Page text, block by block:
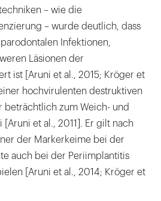
– wie die
– wurde deutlich, dass
Infektionen,
Läsionen der
ist [Aruni et al., 2015; Kröger et
hochvirulenten destruktiven
beträchtlich zum Weich- und
et al., 2011]. Er gilt nach
der Markerkeime bei der
auch bei der Periimplantitis
[Aruni et al., 2014; Kröger et